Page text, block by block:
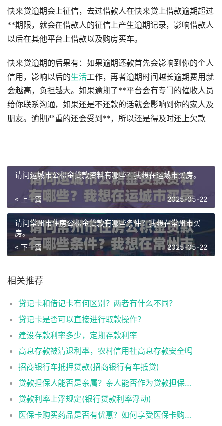
快来贷逾期会上征信，去过借款人在快来贷上借款逾期超过
**期限，就会在借款人的征信上产生逾期记录，影响借款人
以后在其他平台上借款以及购房买车。
快来贷逾期的后果有：如果逾期还款首先会影响到你的个人
信用，影响以后的生活工作，再者逾期时间越长逾期费用就
会越高，负担越大。如果逾期了**平台会有专门的催收人员
给你联系沟通，如果还是不还款的话就会影响到你的家人及
朋友。逾期严重的还会受到**，所以还是得及时还上欠款
请问运城市公积金贷款资料有哪些？我想在运城市买房。
« 上一篇 2025-05-22
请问常州市住房公积金贷款有哪些条件？我想在常州市买
房。
« 下一篇 2025-05-22
相关推荐
贷记卡和借记卡有何区别？两者有什么不同？
贷记卡是否可以直接进行取款操作？
建设存款利率多少，定期存款利率
高息存款被清退利率，农村信用社高息存款安全吗
招商银行车抵押贷款(招商银行有车抵贷)
贷款担保人能否是亲属？亲人能否作为贷款担保人？
贷款利率上浮规定(银行贷款利率浮动)
医保卡购买药品是否有优惠？如何享受医保卡购药优惠？